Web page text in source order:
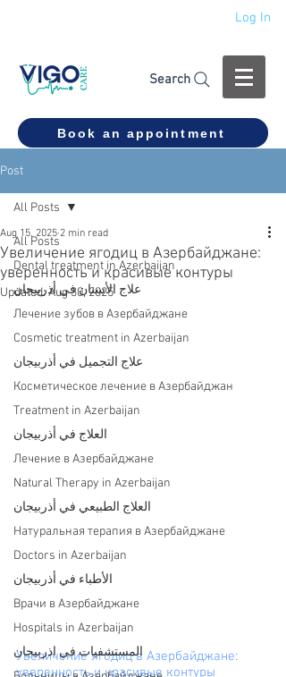
Log In
Search
Book an appointment
Post
All Posts
Dental treatment in Azerbaijan
علاج الأسنان في أذربيجان
Лечение зубов в Азербайджане
Cosmetic treatment in Azerbaijan
علاج التجميل في أذربيجان
Косметическое лечение в Азербайджан
Treatment in Azerbaijan
العلاج في أذربيجان
Лечение в Азербайджане
Natural Therapy in Azerbaijan
العلاج الطبيعي في أذربيجان
Натуральная терапия в Азербайджане
Doctors in Azerbaijan
الأطباء في أذربيجان
Врачи в Азербайджане
Hospitals in Azerbaijan
المستشفيات في اذربيجان
All Posts
Увеличение ягодиц в Азербайджане:
уверенность и красивые контуры
Aug 15, 2025 2 min read
Updated:Aug 30, 2025
Увеличение ягодиц в Азербайджане:
уверенность и красивые контуры